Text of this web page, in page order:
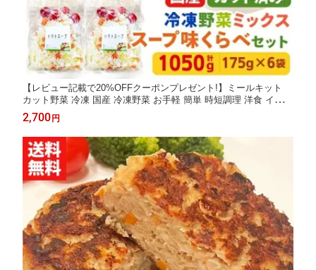
【レビュー記載で20%OFFクーポンプレゼント!】ミールキット
カット野菜 冷凍 国産 冷凍野菜 お手軽 簡単 時短調理 洋食 イタリ
アン 和風冷凍カット済み 野菜ミックス スープ用セット 味くらべ
セット（根菜2袋、お芋2袋、トマト2袋) 175g×6袋
2,700円